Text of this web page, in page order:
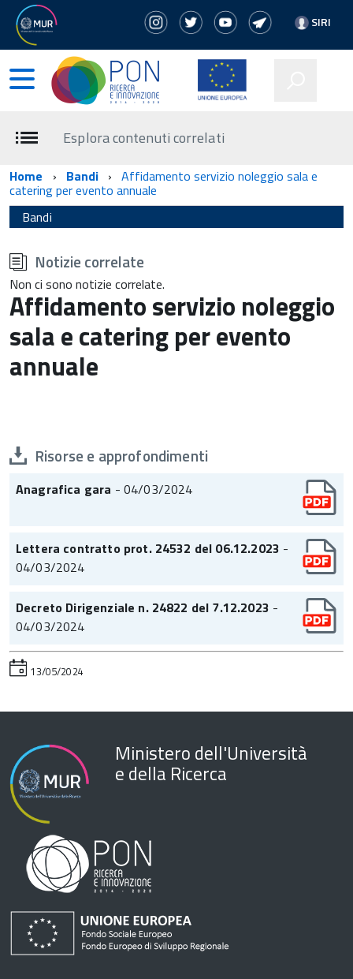
SIRI
Esplora contenuti correlati
Home Bandi Affidamento servizio noleggio sala e
catering per evento annuale
Bandi
all'inizio
del
contenuto
Notizie correlate
Non ci sono notizie correlate.
Affidamento servizio noleggio
sala e catering per evento
annuale
Risorse e approfondimenti
Anagrafica gara - 04/03/2024
Lettera contratto prot. 24532 del 06.12.2023 -
04/03/2024
Decreto Dirigenziale n. 24822 del 7.12.2023 -
04/03/2024
13/05/2024
Ministero dell'Università
e della Ricerca